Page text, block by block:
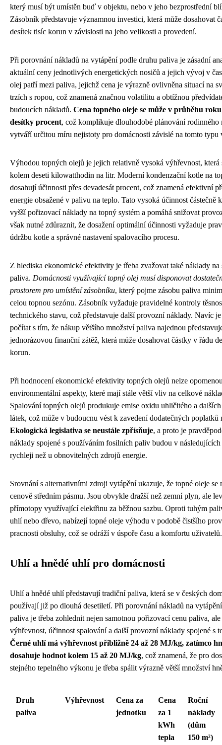
který musí být umístěn buď v objektu, nebo v jeho bezprostřední
Zásobník představuje významnou investici, která může dosahovat
desítek tisíc korun v závislosti na jeho velikosti a provedení.
Při porovnání nákladů na vytápění podle druhu paliva je zásadní
aktuální ceny jednotlivých energetických nosičů a jejich vývoj v
olej patří mezi paliva, jejichž cena je výrazně ovlivněna situací na
trzích s ropou, což znamená značnou volatilitu a obtížnou
budoucích nákladů. Cena topného oleje se může v průběhu
desítky procent, což komplikuje dlouhodobé plánování rodinného
vytváří určitou míru nejistoty pro domácnosti závislé na tomto typu
Výhodou topných olejů je jejich relativně vysoká výhřevnost, která
kolem deseti kilowatthodin na litr. Moderní kondenzační kotle na
dosahují účinnosti přes devadesát procent, což znamená efektivní
energie obsažené v palivu na teplo. Tato vysoká účinnost částečně
vyšší pořizovací náklady na topný systém a pomáhá snižovat
však nutné zdůraznit, že dosažení optimální účinnosti vyžaduje
údržbu kotle a správné nastavení spalovacího procesu.
Z hlediska ekonomické efektivity je třeba zvažovat také náklady na
paliva. Domácnosti využívající topný olej musí disponovat
prostorem pro umístění zásobníku, který pojme zásobu paliva
celou topnou sezónu. Zásobník vyžaduje pravidelné kontroly
technického stavu, což představuje další provozní náklady. Navíc
počítat s tím, že nákup většího množství paliva najednou
jednorázovou finanční zátěž, která může dosahovat částky v řádu
korun.
Při hodnocení ekonomické efektivity topných olejů nelze
environmentální aspekty, které mají stále větší vliv na celkové
Spalování topných olejů produkuje emise oxidu uhličitého a
látek, což může v budoucnu vést k zavedení dodatečných poplatků
Ekologická legislativa se neustále zpřísňuje, a proto je
náklady spojené s používáním fosilních paliv budou v následujících
rychleji než u obnovitelných zdrojů energie.
Srovnání s alternativními zdroji vytápění ukazuje, že topné oleje se
cenově středním pásmu. Jsou obvykle dražší než zemní plyn, ale
přímotopy využívající elektřinu za běžnou sazbu. Oproti tuhým
uhlí nebo dřevo, nabízejí topné oleje výhodu v podobě čistšího
pracnosti obsluhy, což se odráží v úspoře času a komfortu uživatelů.
Uhlí a hnědé uhlí pro domácnosti
Uhlí a hnědé uhlí představují tradiční paliva, která se v českých
používají již po dlouhá desetiletí. Při porovnání nákladů na
paliva je třeba zohlednit nejen samotnou pořizovací cenu paliva,
výhřevnost, účinnost spalování a další provozní náklady spojené s
Černé uhlí má výhřevnost přibližně 24 až 28 MJ/kg, zatímco
dosahuje hodnot kolem 15 až 20 MJ/kg, což znamená, že pro
stejného tepelného výkonu je třeba spálit výrazně větší množství
Druh
paliva
Výhřevnost
Cena za
jednotku
Cena
za 1
kWh
tepla
Roční
náklady
(dům
150 m²)